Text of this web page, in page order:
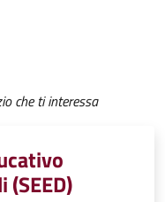
che ti interessa